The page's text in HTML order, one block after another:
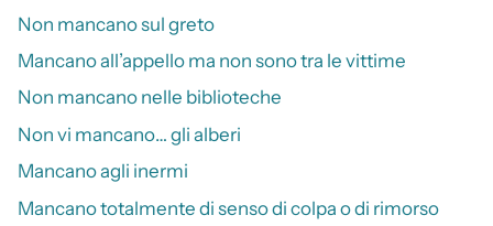
Non mancano sul greto
Mancano all’appello ma non sono tra le vittime
Non mancano nelle biblioteche
Non vi mancano… gli alberi
Mancano agli inermi
Mancano totalmente di senso di colpa o di rimorso